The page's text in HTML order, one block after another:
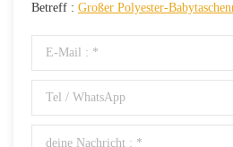
Betreff : Großer Polyester-